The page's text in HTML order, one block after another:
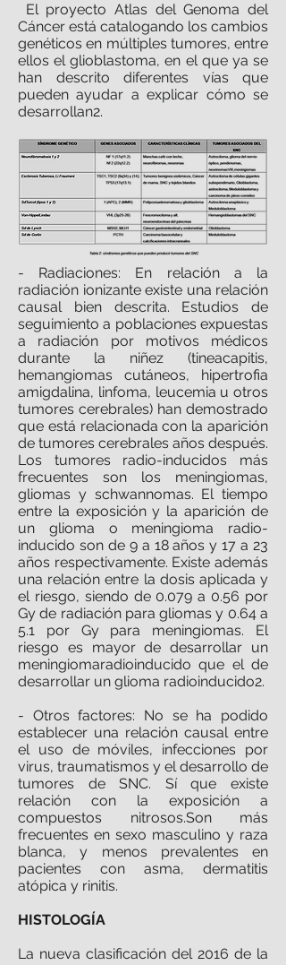
El proyecto Atlas del Genoma del
Cáncer está catalogando los cambios
genéticos en múltiples tumores, entre
ellos el glioblastoma, en el que ya se
han descrito diferentes vías que
pueden ayudar a explicar cómo se
desarrollan2.
- Radiaciones: En relación a la
radiación ionizante existe una relación
causal bien descrita. Estudios de
seguimiento a poblaciones expuestas
a radiación por motivos médicos
durante la niñez (tineacapitis,
hemangiomas cutáneos, hipertrofia
amigdalina, linfoma, leucemia u otros
tumores cerebrales) han demostrado
que está relacionada con la aparición
de tumores cerebrales años después.
Los tumores radio-inducidos más
frecuentes son los meningiomas,
gliomas y schwannomas. El tiempo
entre la exposición y la aparición de
un glioma o meningioma radio-
inducido son de 9 a 18 años y 17 a 23
años respectivamente. Existe además
una relación entre la dosis aplicada y
el riesgo, siendo de 0.079 a 0.56 por
Gy de radiación para gliomas y 0.64 a
5.1 por Gy para meningiomas. El
riesgo es mayor de desarrollar un
meningiomaradioinducido que el de
desarrollar un glioma radioinducido2.
- Otros factores: No se ha podido
establecer una relación causal entre
el uso de móviles, infecciones por
virus, traumatismos y el desarrollo de
tumores de SNC. Sí que existe
relación con la exposición a
compuestos nitrosos.Son más
frecuentes en sexo masculino y raza
blanca, y menos prevalentes en
pacientes con asma, dermatitis
atópica y rinitis.
HISTOLOGÍA
La nueva clasificación del 2016 de la